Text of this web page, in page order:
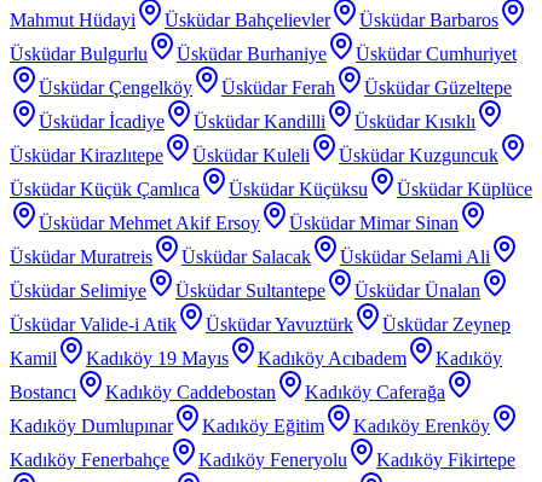
Mahmut Hüdayi Üsküdar Bahçelievler
Üsküdar Barbaros
Üsküdar Bulgurlu
Üsküdar Burhaniye
Üsküdar Cumhuriyet
Üsküdar Çengelköy
Üsküdar Ferah
Üsküdar Güzeltepe
Üsküdar İcadiye
Üsküdar Kandilli
Üsküdar Kısıklı
Üsküdar Kirazlıtepe
Üsküdar Kuleli
Üsküdar Kuzguncuk
Üsküdar Küçük Çamlıca
Üsküdar Küçüksu
Üsküdar Küplüce
Üsküdar Mehmet Akif Ersoy
Üsküdar Mimar Sinan
Üsküdar Muratreis
Üsküdar Salacak
Üsküdar Selami Ali
Üsküdar Selimiye
Üsküdar Sultantepe
Üsküdar Ünalan
Üsküdar Valide-i Atik
Üsküdar Yavuztürk
Üsküdar Zeynep
Kamil
Kadıköy 19 Mayıs Kadıköy Acıbadem
Kadıköy
Bostancı
Kadıköy Caddebostan
Kadıköy Caferağa
Kadıköy Dumlupınar
Kadıköy Eğitim
Kadıköy Erenköy
Kadıköy Fenerbahçe
Kadıköy Feneryolu
Kadıköy Fikirtepe